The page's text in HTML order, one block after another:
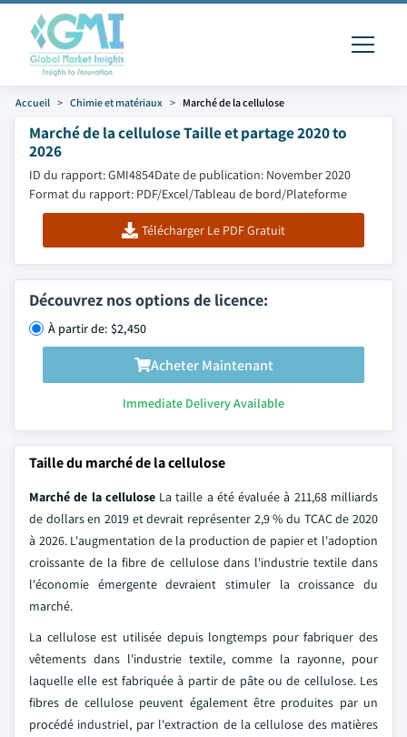
Accueil Chimie et matériaux Marché de la cellulose
Marché de la cellulose Taille et partage 2020 to
2026
ID du rapport: GMI4854Date de publication: November 2020
Format du rapport: PDF/Excel/Tableau de bord/Plateforme
Télécharger Le PDF Gratuit
Découvrez nos options de licence:
À partir de: $2,450
Acheter Maintenant
Immediate Delivery Available
Taille du marché de la cellulose
Marché de la celluloseLa taille a été évaluée à 211,68 milliards
de dollars en 2019 et devrait représenter 2,9 % du TCAC de 2020
à 2026. L'augmentation de la production de papier et l'adoption
croissante de la fibre de cellulose dans l'industrie textile dans
l'économie émergente devraient stimuler la croissance du
marché.
La cellulose est utilisée depuis longtemps pour fabriquer des
vêtements dans l'industrie textile, comme la rayonne, pour
laquelle elle est fabriquée à partir de pâte ou de cellulose. Les
fibres de cellulose peuvent également être produites par un
procédé industriel, par l'extraction de la cellulose des matières